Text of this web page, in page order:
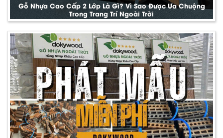
Gỗ Nhựa Cao Cấp 2 Lớp Là Gì? Vì Sao Được Ưa Chuộng
Trong Trang Trí Ngoài Trời